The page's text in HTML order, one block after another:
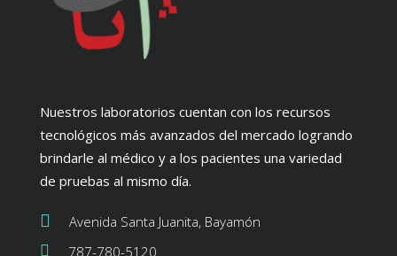
Nuestros laboratorios cuentan con los recursos
tecnológicos más avanzados del mercado logrando
brindarle al médico y a los pacientes una variedad
de pruebas al mismo día.
Avenida Santa Juanita, Bayamón
787-780-5120